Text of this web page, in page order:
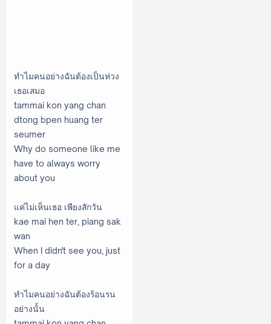
ทำไมคนอย่างฉันต้องเป็นห่วง
เธอเสมอ
tammai kon yang chan
dtong bpen huang ter
seumer
Why do someone like me
have to always worry
about you
แค่ไม่เห็นเธอ เพียงสักวัน
kae mai hen ter, piang sak
wan
When I didn't see you, just
for a day
ทำไมคนอย่างฉันต้องร้อนรน
อย่างนั้น